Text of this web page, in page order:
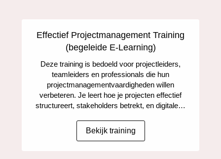
Effectief Projectmanagement Training
(begeleide E-Learning)
Deze training is bedoeld voor projectleiders,
teamleiders en professionals die hun
projectmanagementvaardigheden willen
verbeteren. Je leert hoe je projecten effectief
structureert, stakeholders betrekt, en digitale…
Bekijk training